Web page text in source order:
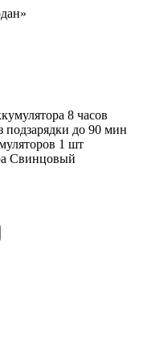
8 часов
подзарядки до 90 мин
1 шт
Свинцовый